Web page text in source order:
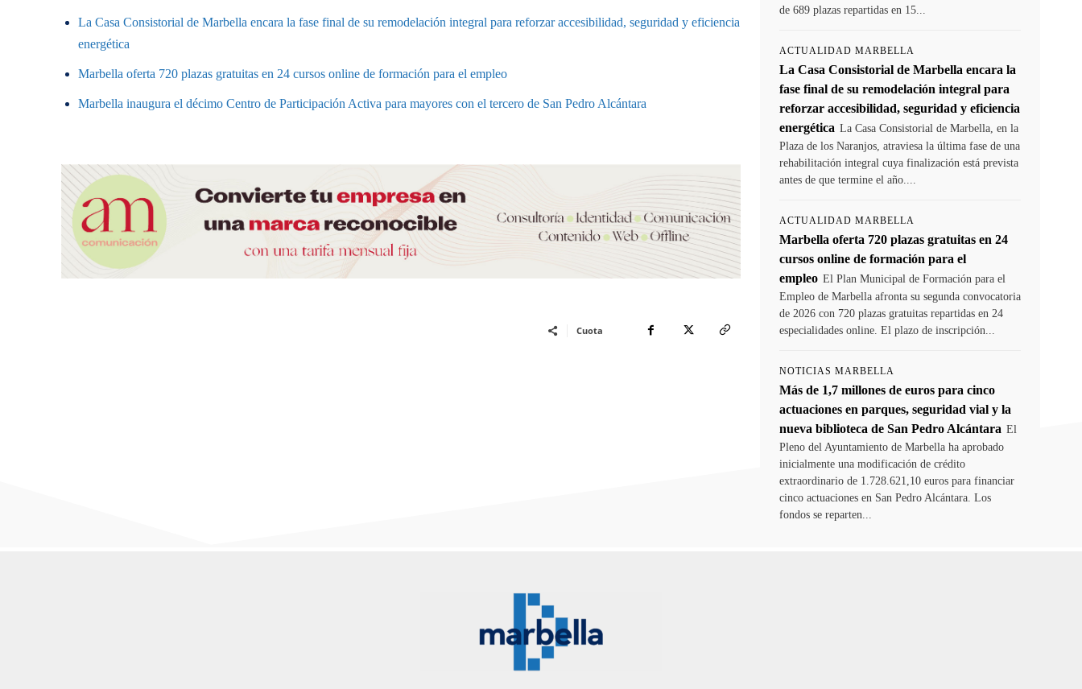
La Casa Consistorial de Marbella encara la fase final de su remodelación integral para reforzar accesibilidad, seguridad y eficiencia
energética
Marbella oferta 720 plazas gratuitas en 24 cursos online de formación para el empleo
Marbella inaugura el décimo Centro de Participación Activa para mayores con el tercero de San Pedro Alcántara
Cuota
de 689 plazas repartidas en 15...
ACTUALIDAD MARBELLA
La Casa Consistorial de Marbella encara la
fase final de su remodelación integral para
reforzar accesibilidad, seguridad y eficiencia
energética La Casa Consistorial de Marbella, en la
Plaza de los Naranjos, atraviesa la última fase de una
rehabilitación integral cuya finalización está prevista
antes de que termine el año....
ACTUALIDAD MARBELLA
Marbella oferta 720 plazas gratuitas en 24
cursos online de formación para el
empleo El Plan Municipal de Formación para el
Empleo de Marbella afronta su segunda convocatoria
de 2026 con 720 plazas gratuitas repartidas en 24
especialidades online. El plazo de inscripción...
NOTICIAS MARBELLA
Más de 1,7 millones de euros para cinco
actuaciones en parques, seguridad vial y la
nueva biblioteca de San Pedro Alcántara El
Pleno del Ayuntamiento de Marbella ha aprobado
inicialmente una modificación de crédito
extraordinario de 1.728.621,10 euros para financiar
cinco actuaciones en San Pedro Alcántara. Los
fondos se reparten...